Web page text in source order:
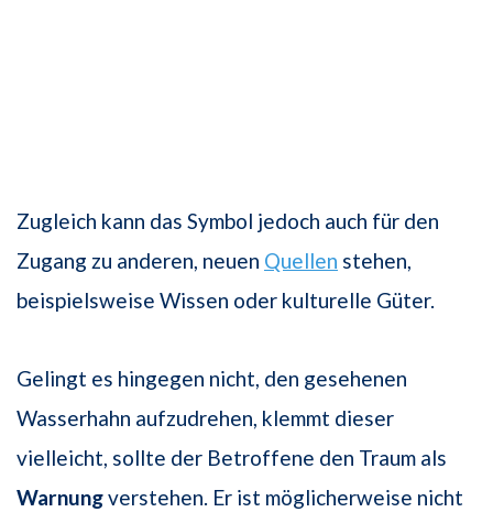
Zugleich kann das Symbol jedoch auch für den
Zugang zu anderen, neuen Quellen stehen,
beispielsweise Wissen oder kulturelle Güter.
Gelingt es hingegen nicht, den gesehenen
Wasserhahn aufzudrehen, klemmt dieser
vielleicht, sollte der Betroffene den Traum als
Warnungverstehen. Er ist möglicherweise nicht